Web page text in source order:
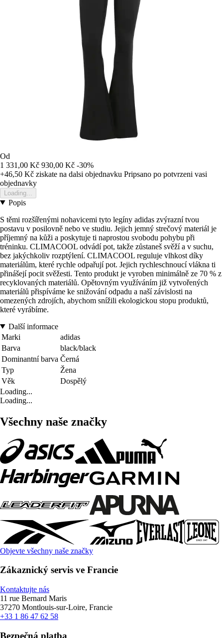
Od
1 331,00 Kč 930,00 Kč -30%
+46,50 Kč ziskate na dalsi objednavku Pripsano po potvrzeni vasi
objednavky
Loading...
Popis
S těmi rozšířenými nohavicemi tyto legíny adidas zvýrazní tvou
postavu v posilovně nebo ve studiu. Jejich jemný strečový materiál je
příjemný na kůži a poskytuje ti naprostou svobodu pohybu při
tréninku. CLIMACOOL odvádí pot, takže zůstaneš svěží a v suchu,
bez jakýchkoliv rozptýlení. CLIMACOOL reguluje vlhkost díky
materiálům, které rychle odpařují pot. Jejich rychleschnoucí vlákna ti
přinášejí pocit svěžesti. Tento produkt je vyroben minimálně ze 70 % z
recyklovaných materiálů. Opětovným využíváním již vytvořených
materiálů přispíváme ke snižování odpadu a naší závislosti na
omezených zdrojích, abychom snížili ekologickou stopu produktů,
které vyrábíme.
Další informace
Marki
adidas
Barva
black/black
Dominantní barva Černá
Typ
Žena
Věk
Dospělý
Loading...
Loading...
Všechny naše značky
Objevte všechny naše značky
Zákaznický servis ve Francie
Kontaktujte nás
11 rue Bernard Maris
37270 Montlouis-sur-Loire, Francie
+33 1 86 47 62 58
Bezpečná platba